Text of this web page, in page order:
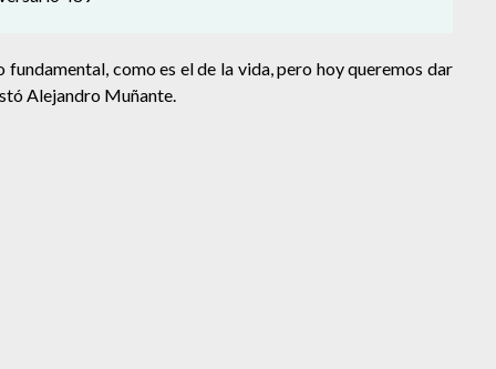
como es el de la vida, pero hoy queremos dar
Alejandro Muñante.